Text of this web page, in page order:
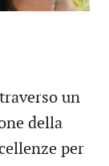
un
della
per